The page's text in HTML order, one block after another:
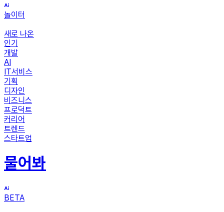
놀이터
새로 나온
인기
개발
AI
IT서비스
기획
디자인
비즈니스
프로덕트
커리어
트렌드
스타트업
물어봐
BETA